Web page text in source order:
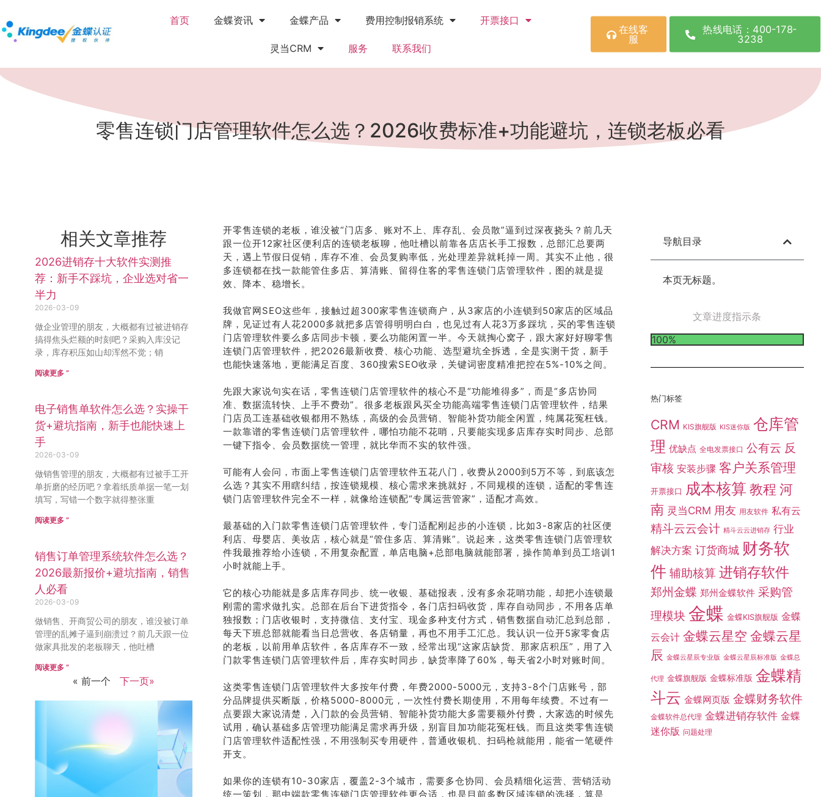
首页 金蝶资讯 金蝶产品 费用控制报销系统 开票接口
灵当CRM 服务 联系我们
在线客
服
热线电话：400-178-
3238
零售连锁门店管理软件怎么选？2026收费标准+功能避坑，连锁老板必看
相关文章推荐
2026进销存十大软件实测推
荐：新手不踩坑，企业选对省一
半力
2026-03-09
做企业管理的朋友，大概都有过被进销存
搞得焦头烂额的时刻吧？采购入库没记
录，库存积压如山却浑然不觉；销
阅读更多 ”
电子销售单软件怎么选？实操干
货+避坑指南，新手也能快速上
手
2026-03-09
做销售管理的朋友，大概都有过被手工开
单折磨的经历吧？拿着纸质单据一笔一划
填写，写错一个数字就得整张重
阅读更多 ”
销售订单管理系统软件怎么选？
2026最新报价+避坑指南，销售
人必看
2026-03-09
做销售、开商贸公司的朋友，谁没被订单
管理的乱摊子逼到崩溃过？前几天跟一位
做家具批发的老板聊天，他吐槽
阅读更多 ”
« 前一个 下一页»
开零售连锁的老板，谁没被“门店多、账对不上、库存乱、会员散”逼到过深夜挠头？前几天
跟一位开12家社区便利店的连锁老板聊，他吐槽以前靠各店店长手工报数，总部汇总要两
天，遇上节假日促销，库存不准、会员复购率低，光处理差异就耗掉一周。其实不止他，很
多连锁都在找一款能管住多店、算清账、留得住客的零售连锁门店管理软件，图的就是提
效、降本、稳增长。
我做官网SEO这些年，接触过超300家零售连锁商户，从3家店的小连锁到50家店的区域品
牌，见证过有人花2000多就把多店管得明明白白，也见过有人花3万多踩坑，买的零售连锁
门店管理软件要么多店同步卡顿，要么功能闲置一半。今天就掏心窝子，跟大家好好聊零售
连锁门店管理软件，把2026最新收费、核心功能、选型避坑全拆透，全是实测干货，新手
也能快速落地，更能满足百度、360搜索SEO收录，关键词密度精准把控在5%-10%之间。
先跟大家说句实在话，零售连锁门店管理软件的核心不是“功能堆得多”，而是“多店协同
准、数据流转快、上手不费劲”。很多老板跟风买全功能高端零售连锁门店管理软件，结果
门店员工连基础收银都用不熟练，高级的会员营销、智能补货功能全闲置，纯属花冤枉钱。
一款靠谱的零售连锁门店管理软件，哪怕功能不花哨，只要能实现多店库存实时同步、总部
一键下指令、会员数据统一管理，就比华而不实的软件强。
可能有人会问，市面上零售连锁门店管理软件五花八门，收费从2000到5万不等，到底该怎
么选？其实不用瞎纠结，按连锁规模、核心需求来挑就好，不同规模的连锁，适配的零售连
锁门店管理软件完全不一样，就像给连锁配“专属运营管家”，适配才高效。
最基础的入门款零售连锁门店管理软件，专门适配刚起步的小连锁，比如3-8家店的社区便
利店、母婴店、美妆店，核心就是“管住多店、算清账”。说起来，这类零售连锁门店管理软
件我最推荐给小连锁，不用复杂配置，单店电脑+总部电脑就能部署，操作简单到员工培训1
小时就能上手。
它的核心功能就是多店库存同步、统一收银、基础报表，没有多余花哨功能，却把小连锁最
刚需的需求做扎实。总部在后台下进货指令，各门店扫码收货，库存自动同步，不用各店单
独报数；门店收银时，支持微信、支付宝、现金多种支付方式，销售数据自动汇总到总部，
每天下班总部就能看当日总营收、各店销量，再也不用手工汇总。我认识一位开5家零食店
的老板，以前用单店软件，各店库存不一致，经常出现“这家店缺货、那家店积压”，用了入
门款零售连锁门店管理软件后，库存实时同步，缺货率降了60%，每天省2小时对账时间。
这类零售连锁门店管理软件大多按年付费，年费2000-5000元，支持3-8个门店账号，部
分品牌提供买断版，价格5000-8000元，一次性付费长期使用，不用每年续费。不过有一
点要跟大家说清楚，入门款的会员营销、智能补货功能大多需要额外付费，大家选的时候先
试用，确认基础多店管理功能满足需求再升级，别盲目加功能花冤枉钱。而且这类零售连锁
门店管理软件适配性强，不用强制买专用硬件，普通收银机、扫码枪就能用，能省一笔硬件
开支。
如果你的连锁有10-30家店，覆盖2-3个城市，需要多仓协同、会员精细化运营、营销活动
统一策划，那中端款零售连锁门店管理软件更合适，也是目前多数区域连锁的选择，算是
导航目录
本页无标题。
文章进度指示条
100%
热门标签
CRM KIS旗舰版 KIS迷你版 仓库管
理 优缺点 全电发票接口 公有云 反
审核 安装步骤 客户关系管理
开票接口 成本核算 教程 河
南 灵当CRM 用友 用友软件 私有云
精斗云云会计 精斗云云进销存 行业
解决方案 订货商城 财务软
件 辅助核算 进销存软件
郑州金蝶 郑州金蝶软件 采购管
理模块 金蝶 金蝶KIS旗舰版 金蝶
云会计 金蝶云星空 金蝶云星
辰 金蝶云星辰专业版 金蝶云星辰标准版 金蝶总
代理 金蝶旗舰版 金蝶标准版 金蝶精
斗云 金蝶网页版 金蝶财务软件
金蝶软件总代理 金蝶进销存软件 金蝶
迷你版 问题处理